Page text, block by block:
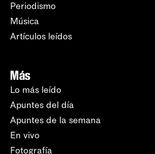
Periodismo
Música
Artículos leídos
Más
Lo más leído
Apuntes del día
Apuntes de la semana
En vivo
Fotografía